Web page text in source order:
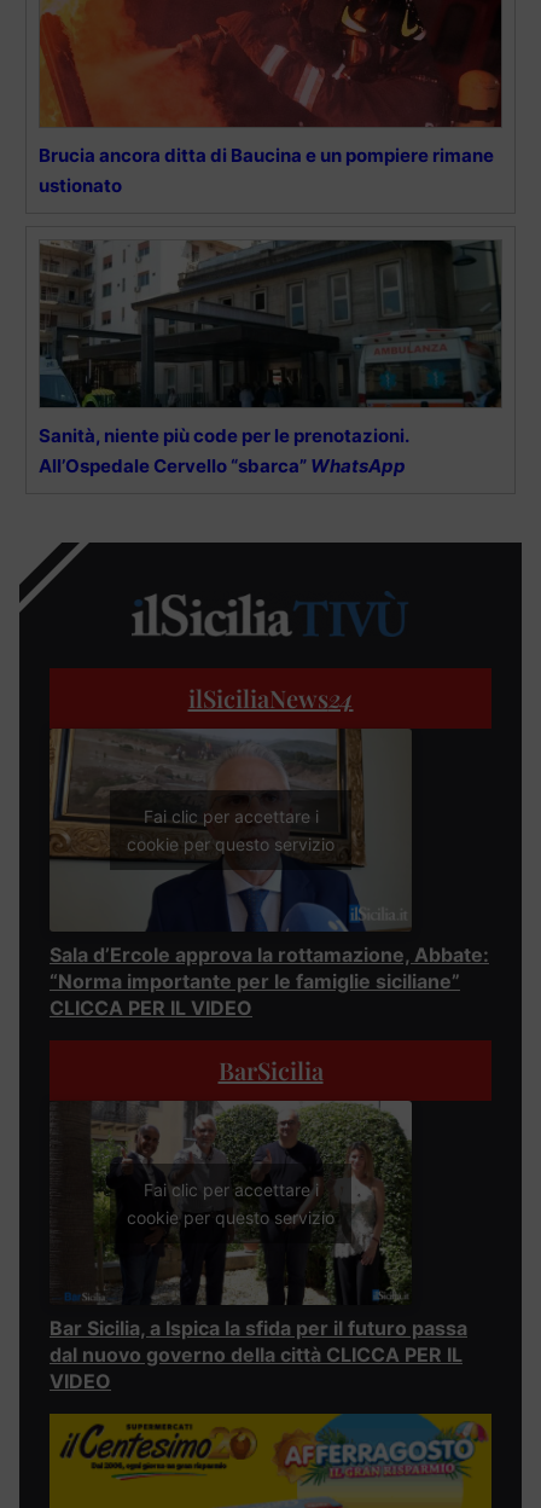
Brucia ancora ditta di Baucina e un pompiere rimane
ustionato
Sanità, niente più code per le prenotazioni.
All’Ospedale Cervello “sbarca” WhatsApp
ilSiciliaNews24
Fai clic per accettare i
cookie per questo servizio
Sala d’Ercole approva la rottamazione, Abbate:
“Norma importante per le famiglie siciliane”
CLICCA PER IL VIDEO
BarSicilia
Fai clic per accettare i
cookie per questo servizio
Bar Sicilia, a Ispica la sfida per il futuro passa
dal nuovo governo della città CLICCA PER IL
VIDEO